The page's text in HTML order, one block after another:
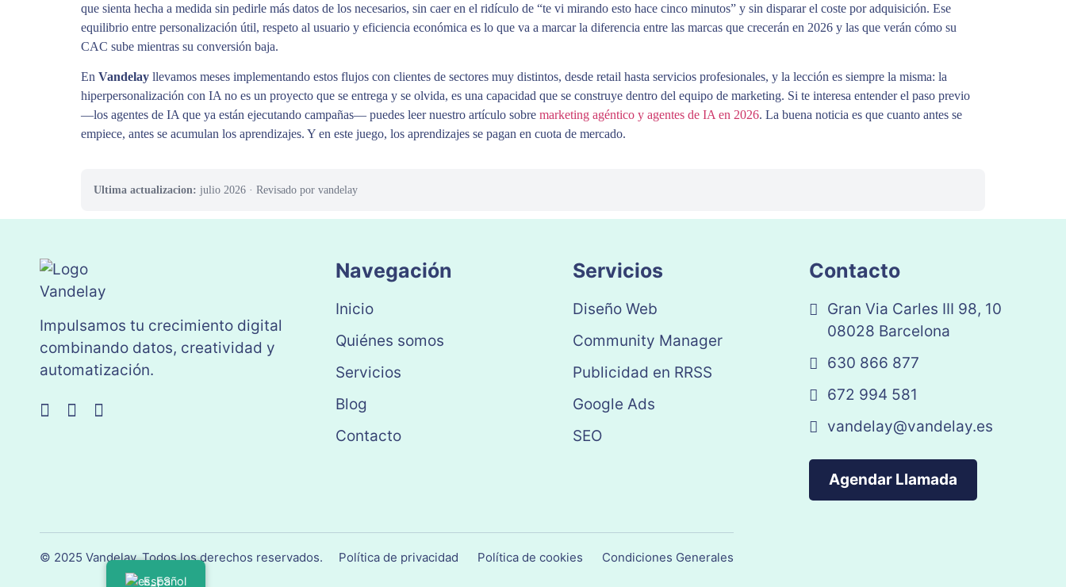
que sienta hecha a medida sin pedirle más datos de los necesarios, sin caer en el ridículo de “te vi mirando esto hace cinco minutos” y sin disparar el coste por adquisición. Ese
equilibrio entre personalización útil, respeto al usuario y eficiencia económica es lo que va a marcar la diferencia entre las marcas que crecerán en 2026 y las que verán cómo su
CAC sube mientras su conversión baja.
En Vandelay llevamos meses implementando estos flujos con clientes de sectores muy distintos, desde retail hasta servicios profesionales, y la lección es siempre la misma: la
hiperpersonalización con IA no es un proyecto que se entrega y se olvida, es una capacidad que se construye dentro del equipo de marketing. Si te interesa entender el paso previo
—los agentes de IA que ya están ejecutando campañas— puedes leer nuestro artículo sobre marketing agéntico y agentes de IA en 2026. La buena noticia es que cuanto antes se
empiece, antes se acumulan los aprendizajes. Y en este juego, los aprendizajes se pagan en cuota de mercado.
Ultima actualizacion: julio 2026 · Revisado por vandelay
Impulsamos tu crecimiento digital
combinando datos, creatividad y
automatización.
Navegación
Inicio
Quiénes somos
Servicios
Blog
Contacto
Servicios
Diseño Web
Community Manager
Publicidad en RRSS
Google Ads
SEO
Contacto
Gran Via Carles III 98, 10
08028 Barcelona
630 866 877
672 994 581
vandelay@vandelay.es
Agendar Llamada
© 2025 Vandelay. Todos los derechos reservados. Política de privacidad Política de cookies Condiciones Generales
Español